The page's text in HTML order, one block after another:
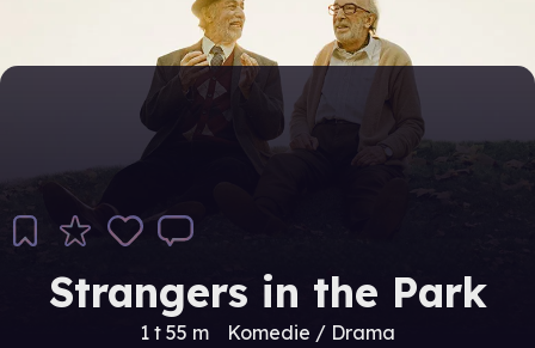
Strangers in the Park
1 t 55 m Komedie / Drama